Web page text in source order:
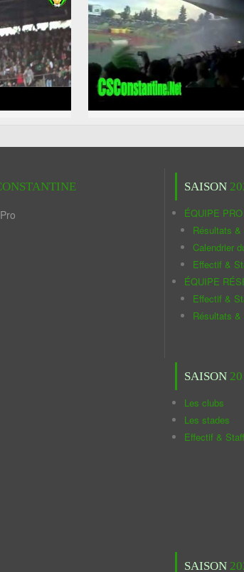
SAISON
ÉQUIPE PRO
Résultats
Calendrier
Effectif &
ÉQUIPE
Effectif &
Résultats
SAISON
Les clubs
Les stades
Effectif &
SAISON